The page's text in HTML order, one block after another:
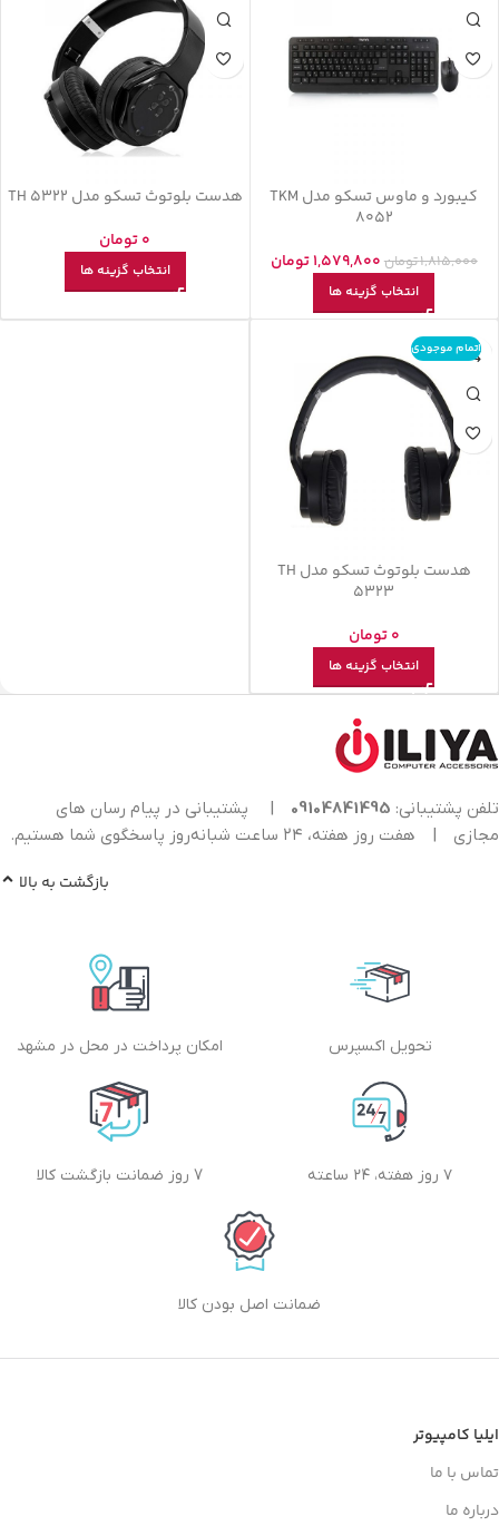
کیبورد و ماوس تسکو مدل TKM
8052
1,815,000تومان 1,579,800تومان
انتخاب گزینه ها
هدست بلوتوث تسکو مدل TH 5322
0تومان
انتخاب گزینه ها
اتمام موجودی
هدست بلوتوث تسکو مدل TH
5323
0تومان
انتخاب گزینه ها
تلفن پشتیبانی: 09104841495
|
پشتیبانی در پیام رسان های
مجازی
| هفت روز هفته، ۲۴ ساعت شبانه‌روز پاسخگوی شما هستیم.
بازگشت به بالا
تحویل اکسپرس امکان پرداخت در محل در مشهد
۷ روز هفته، ۲۴ ساعته 7 روز ضمانت بازگشت کالا
ضمانت اصل بودن کالا
ایلیا کامپیوتر
تماس با ما
درباره ما